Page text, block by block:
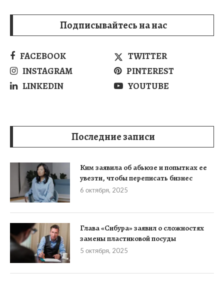
Подписывайтесь на нас
FACEBOOK
TWITTER
INSTAGRAM
PINTEREST
LINKEDIN
YOUTUBE
Последние записи
Ким заявила об абьюзе и попытках ее
увезти, чтобы переписать бизнес
6 октября, 2025
Глава «Сибура» заявил о сложностях
замены пластиковой посуды
5 октября, 2025